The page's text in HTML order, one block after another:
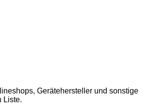
Gerätehersteller und sonstige
Liste.